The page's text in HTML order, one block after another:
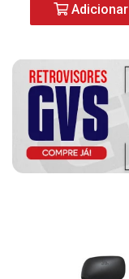
Adicionar